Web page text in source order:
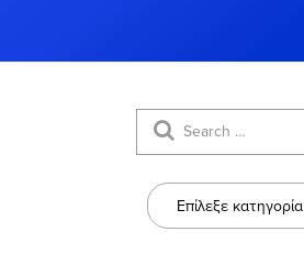
Επίλεξε κατηγορία